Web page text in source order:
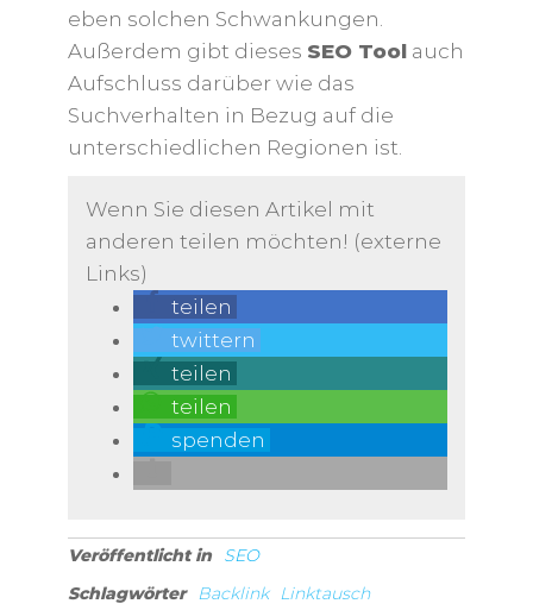
eben solchen Schwankungen.
Außerdem gibt dieses SEO Toolauch
Aufschluss darüber wie das
Suchverhalten in Bezug auf die
unterschiedlichen Regionen ist.
Wenn Sie diesen Artikel mit
anderen teilen möchten! (externe
Links)
teilen
twittern
teilen
teilen
spenden
Veröffentlicht in
SEO
Schlagwörter
Backlink Linktausch